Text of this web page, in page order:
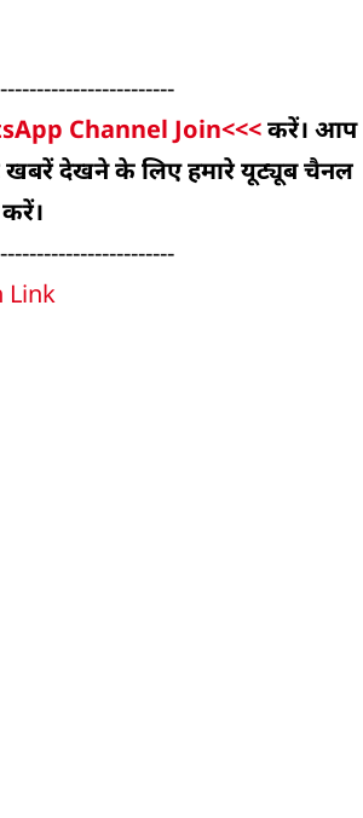
Channel Join<<<करें। आप
देखने के लिए हमारे यूट्यूब चैनल